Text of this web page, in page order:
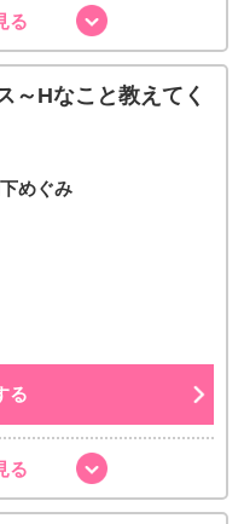
る
～Hなこと教えてく
めぐみ
る
る